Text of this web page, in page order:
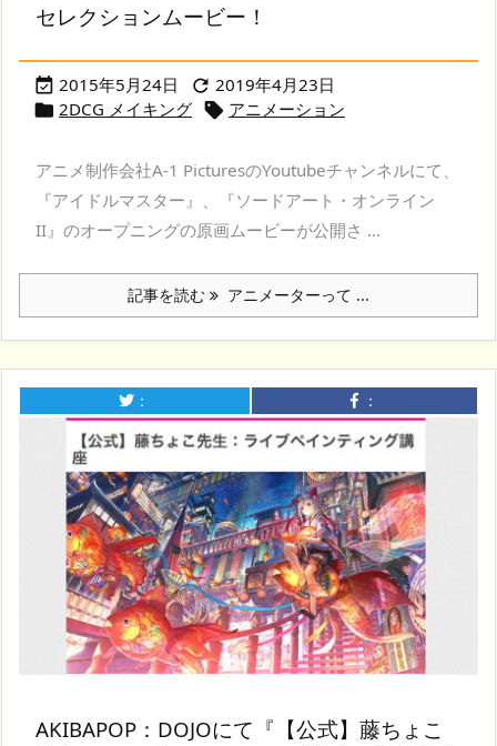
セレクションムービー！
 2015年5月24日  2019年4月23日
 2DCG メイキング  アニメーション
アニメ制作会社A-1 PicturesのYoutubeチャンネルにて、
『アイドルマスター』、『ソードアート・オンライン
II』のオープニングの原画ムービーが公開さ ...
記事を読む アニメーターって ...
： ：
AKIBAPOP：DOJOにて『【公式】藤ちょこ